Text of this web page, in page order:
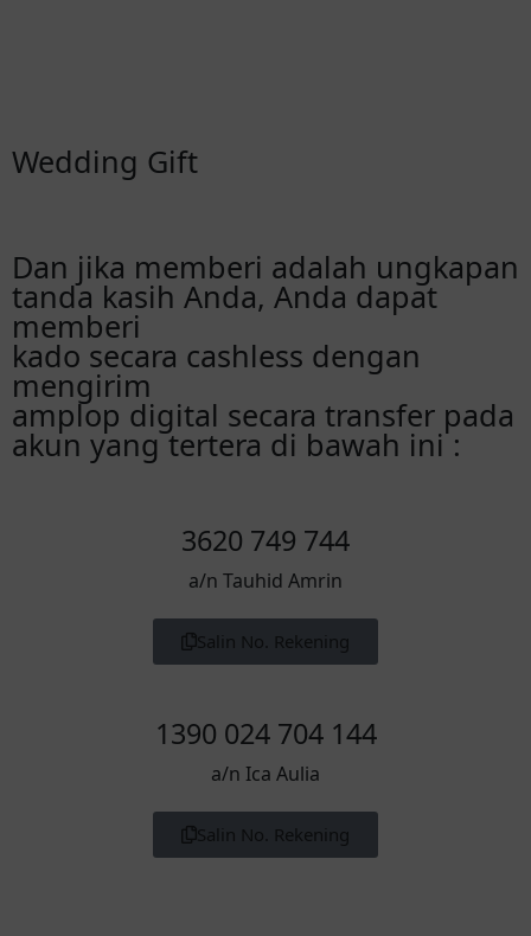
Wedding Gift
Dan jika memberi adalah ungkapan
tanda kasih Anda, Anda dapat
memberi
kado secara cashless dengan
mengirim
amplop digital secara transfer pada
akun yang tertera di bawah ini :
3620 749 744
a/n Tauhid Amrin
Salin No. Rekening
1390 024 704 144
a/n Ica Aulia
Salin No. Rekening